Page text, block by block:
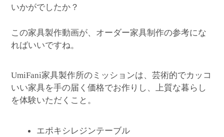
いかがでしたか？
この家具製作動画が、オーダー家具制作の参考にな
ればいいですね。
UmiFani家具製作所のミッションは、芸術的でカッコ
いい家具を手の届く価格でお作りし、上質な暮らし
を体験いただくこと。
エポキシレジンテーブル